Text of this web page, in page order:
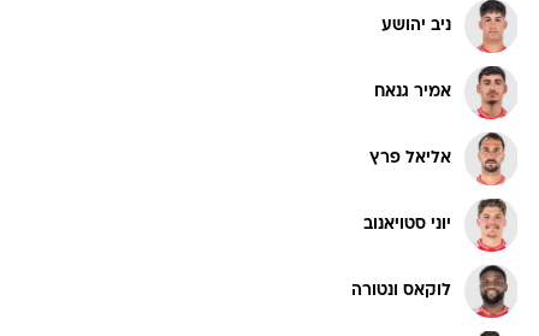
ניב יהושע
אמיר גנאח
אליאל פרץ
יוני סטויאנוב
לוקאס ונטורה